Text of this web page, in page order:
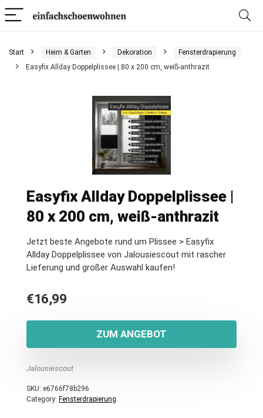
Start Heim & Garten Dekoration
Fensterdrapierung
Easyfix Allday Doppelplissee | 80 x 200 cm, weiß-anthrazit
Easyfix Allday Doppelplissee |
80 x 200 cm, weiß-anthrazit
Jetzt beste Angebote rund um Plissee > Easyfix
Allday Doppelplissee von Jalousiescout mit rascher
Lieferung und großer Auswahl kaufen!
€16,99
ZUM ANGEBOT
Jalousiescout
SKU: e6766f78b296
Category: Fensterdrapierung